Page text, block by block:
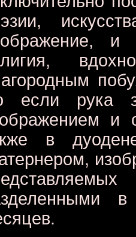
и
если рука
и
в